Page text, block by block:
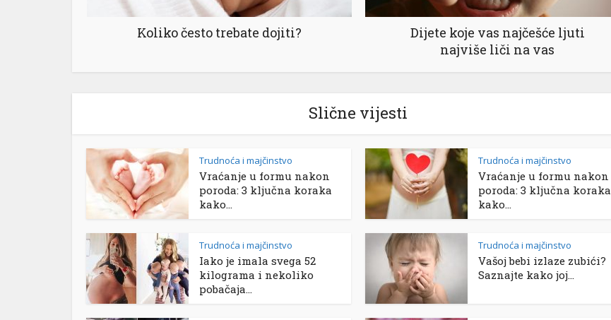
Koliko često trebate dojiti?
Dijete koje vas najčešće ljuti
najviše liči na vas
Slične vijesti
Trudnoća i majčinstvo
Vraćanje u formu nakon
poroda: 3 ključna koraka
kako...
Trudnoća i majčinstvo
Vraćanje u formu nakon
poroda: 3 ključna koraka
kako...
Trudnoća i majčinstvo
Iako je imala svega 52
kilograma i nekoliko
pobačaja...
Trudnoća i majčinstvo
Vašoj bebi izlaze zubići?
Saznajte kako joj...